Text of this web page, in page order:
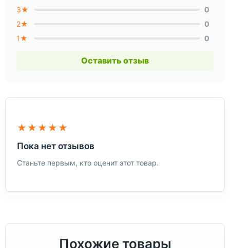
3★
0
2★
0
1★
0
Оставить отзыв
★★★★★
Пока нет отзывов
Станьте первым, кто оценит этот товар.
Похожие товары